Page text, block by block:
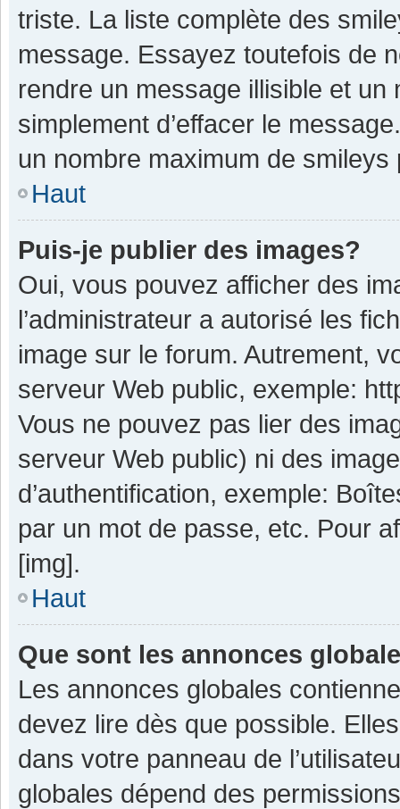
triste. La liste complète des
message. Essayez toutefois de
rendre un message illisible et
simplement d’effacer le
un nombre maximum de smileys
Haut
Puis-je publier des images?
Oui, vous pouvez afficher des
l’administrateur a autorisé les
image sur le forum. Autrement,
serveur Web public, exemple:
Vous ne pouvez pas lier des
serveur Web public) ni des
d’authentification, exemple:
par un mot de passe, etc. Pour
[img].
Haut
Que sont les annonces
Les annonces globales
devez lire dès que possible.
dans votre panneau de
globales dépend des